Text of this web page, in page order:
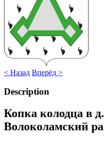
< Назад Вперёд >
Description
Копка колодца в
Волоколамский